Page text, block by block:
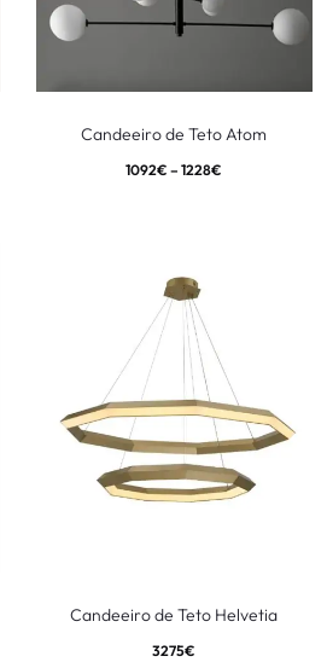
Candeeiro de Teto Atom
1092€ – 1228€
Candeeiro de Teto Helvetia
3275€